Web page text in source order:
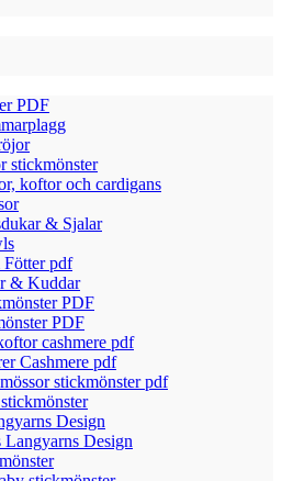
PDF
stickmönster
koftor och cardigans
& Sjalar
pdf
& Kuddar
PDF
PDF
cashmere pdf
Cashmere pdf
stickmönster pdf
Design
Langyarns Design